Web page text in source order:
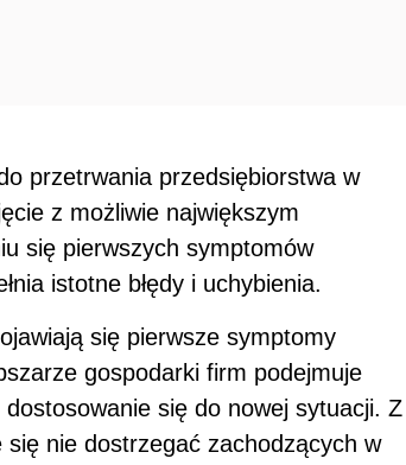
przetrwania przedsiębiorstwa w
z możliwie największym
się pierwszych symptomów
istotne błędy i uchybienia.
się pierwsze symptomy
gospodarki firm podejmuje
się do nowej sytuacji. Z
nie dostrzegać zachodzących w